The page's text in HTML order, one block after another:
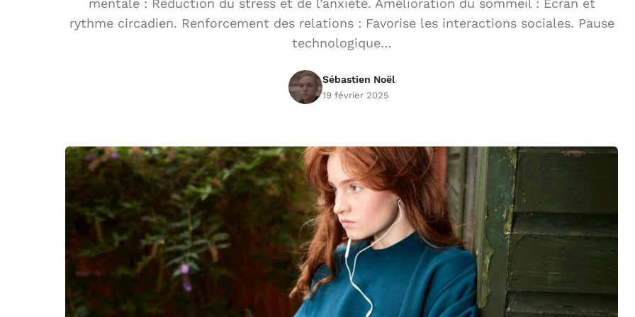
mentale : Réduction du stress et de l’anxiété. Amélioration du sommeil : Écran et
rythme circadien. Renforcement des relations : Favorise les interactions sociales. Pause
technologique…
Sébastien Noël
19 février 2025